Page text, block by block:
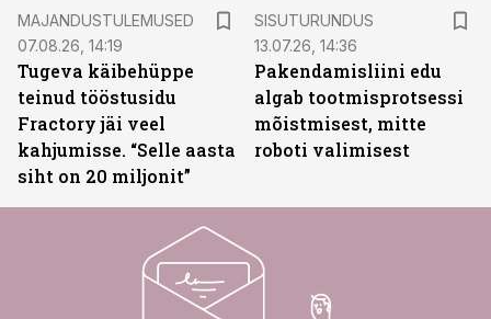
MAJANDUSTULEMUSED
07.08.26, 14:19
Tugeva käibehüppe
teinud tööstusidu
Fractory jäi veel
kahjumisse. “Selle aasta
siht on 20 miljonit”
SISUTURUNDUS
13.07.26, 14:36
Pakendamisliini edu
algab tootmisprotsessi
mõistmisest, mitte
roboti valimisest